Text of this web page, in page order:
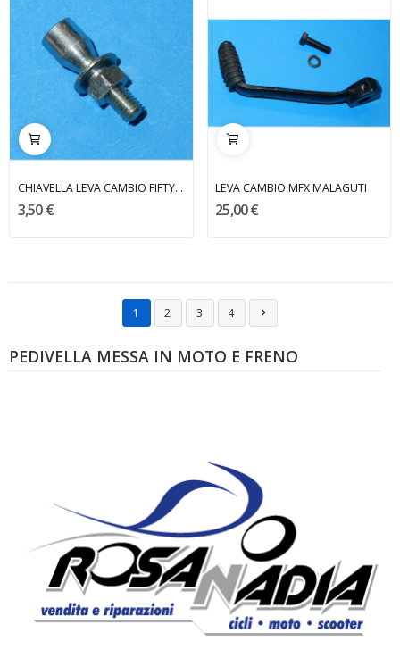
PEDIVELLA MESSA IN MOTO E FRENO
CHIAVELLA LEVA CAMBIO FIFTY MALAGUTI
3,50 €
LEVA CAMBIO MFX MALAGUTI
25,00 €
1 2 3 4 